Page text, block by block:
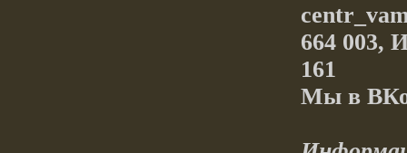
664 003,
161
Мы в